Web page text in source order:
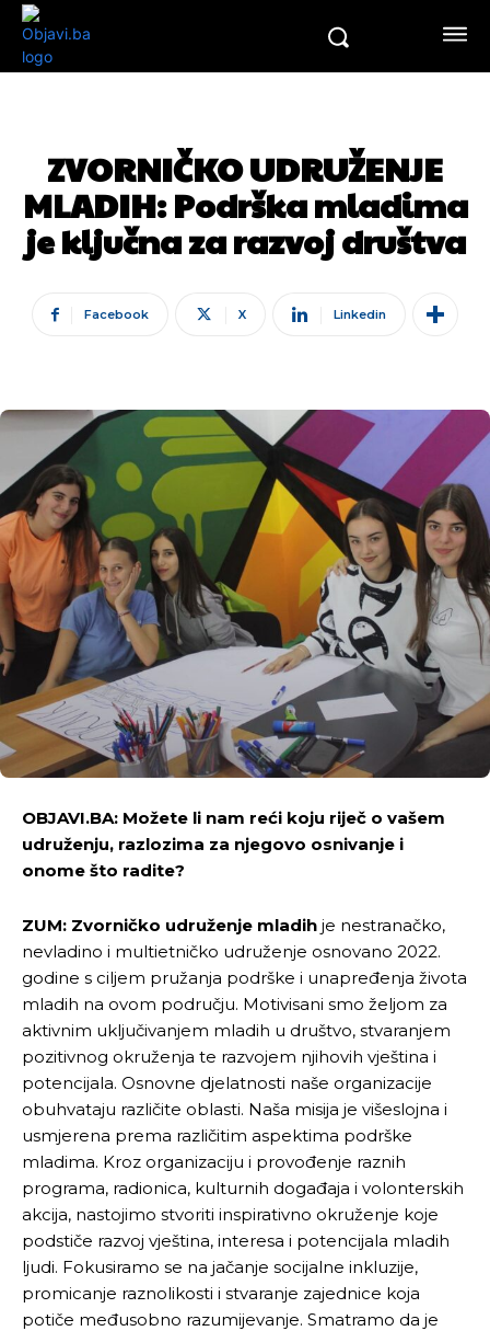
ZVORNIČKO UDRUŽENJE
MLADIH: Podrška mladima
je ključna za razvoj društva
Facebook X Linkedin
OBJAVI.BA: Možete li nam reći koju riječ o vašem
udruženju, razlozima za njegovo osnivanje i
onome što radite?
ZUM: Zvorničko udruženje mladih je nestranačko,
nevladino i multietničko udruženje osnovano 2022.
godine s ciljem pružanja podrške i unapređenja života
mladih na ovom području. Motivisani smo željom za
aktivnim uključivanjem mladih u društvo, stvaranjem
pozitivnog okruženja te razvojem njihovih vještina i
potencijala. Osnovne djelatnosti naše organizacije
obuhvataju različite oblasti. Naša misija je višeslojna i
usmjerena prema različitim aspektima podrške
mladima. Kroz organizaciju i provođenje raznih
programa, radionica, kulturnih događaja i volonterskih
akcija, nastojimo stvoriti inspirativno okruženje koje
podstiče razvoj vještina, interesa i potencijala mladih
ljudi. Fokusiramo se na jačanje socijalne inkluzije,
promicanje raznolikosti i stvaranje zajednice koja
potiče međusobno razumijevanje. Smatramo da je